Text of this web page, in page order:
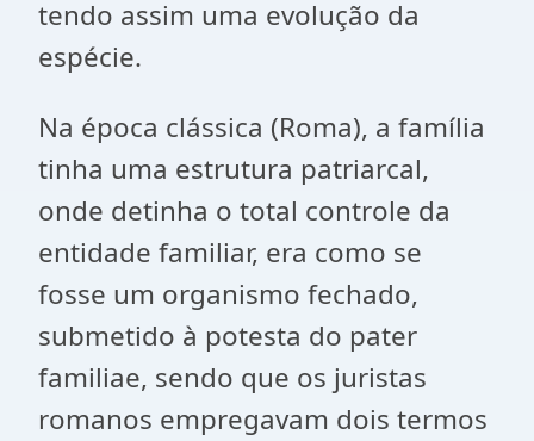
tendo assim uma evolução da
espécie.
Na época clássica (Roma), a família
tinha uma estrutura patriarcal,
onde detinha o total controle da
entidade familiar, era como se
fosse um organismo fechado,
submetido à potesta do pater
familiae, sendo que os juristas
romanos empregavam dois termos